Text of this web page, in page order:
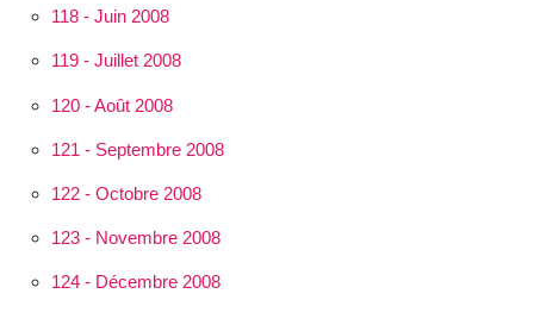
118 - Juin 2008
119 - Juillet 2008
120 - Août 2008
121 - Septembre 2008
122 - Octobre 2008
123 - Novembre 2008
124 - Décembre 2008